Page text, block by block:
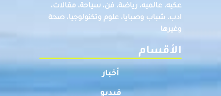
عكيه، عالميه، رياضة، فن، سياحة، مقالات،
ادب، شباب وصبايا، علوم وتكنولوجيا، صحة
وغيرها
الأقسام
أخبار
فيديو